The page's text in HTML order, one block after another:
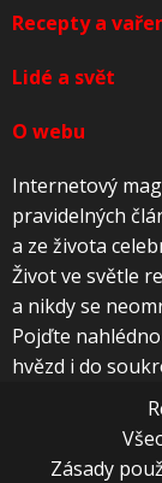
Recepty a
Lidé a svět
O webu
Internetový
pravidelných
a ze života
Život ve světle
a nikdy se
Pojďte
hvězd i do
Zásady